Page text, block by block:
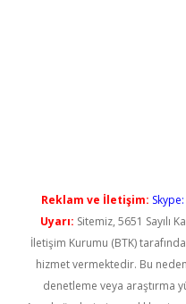
Reklam ve İletişim:
Uyarı: Sitemiz, 5651 Sayılı
İletişim Kurumu (BTK)
hizmet vermektedir. Bu
denetleme veya araştırma